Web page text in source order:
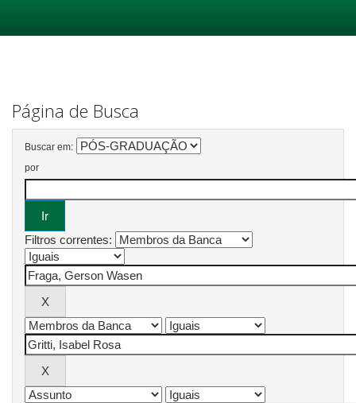
Página de Busca
Buscar em:
por
Filtros correntes: